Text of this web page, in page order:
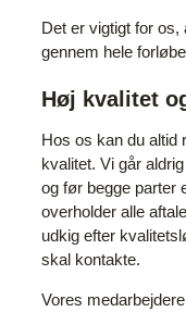
Det er vigtigt for
gennem hele
Høj kvalitet
Hos os kan du altid
kvalitet. Vi går
og før begge parter
overholder alle
udkig efter
skal kontakte.
Vores